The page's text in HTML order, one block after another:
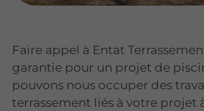
Faire appel à Entat
garantie pour un projet de
pouvons nous occuper des
terrassement liés à votre projet